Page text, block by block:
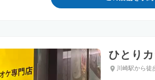
ひとり
川崎駅から徒